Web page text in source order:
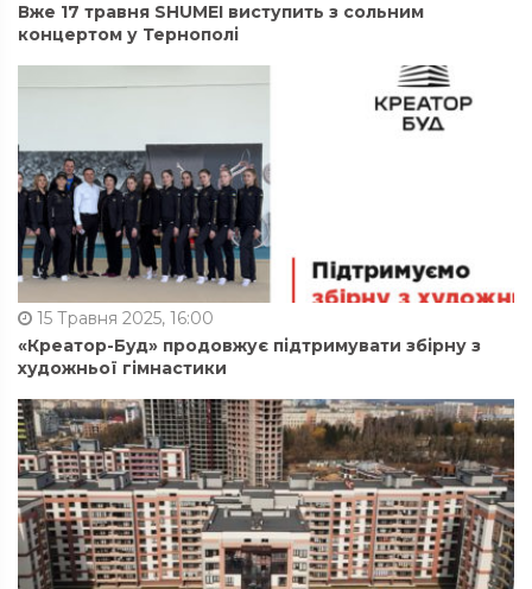
Вже 17 травня SHUMEI виступить з сольним
концертом у Тернополі
15 Травня 2025, 16:00
«Креатор-Буд» продовжує підтримувати збірну з
художньої гімнастики